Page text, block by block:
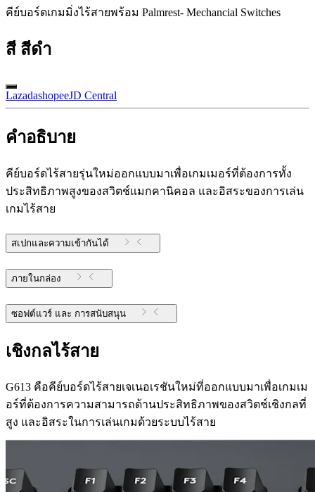
คีย์บอร์ดเกมมิ่งไร้สายพร้อม Palmrest- Mechancial Switches
สี สีดำ
LazadashopeeJD Central
คำอธิบาย
คีย์บอร์ดไร้สายรุ่นใหม่ออกแบบมาเพื่อเกมเมอร์ที่ต้องการทั้ง
ประสิทธิภาพสูงของสวิตช์แมกคานิคอล และอิสระของการเล่น
เกมไร้สาย
สเปกและความเข้ากันได้
ภายในกล่อง
ซอฟต์แวร์ และ การสนับสนุน
เชิงกลไร้สาย
G613 คือคีย์บอร์ดไร้สายเจเนอเรชันใหม่ที่ออกแบบมาเพื่อเกมเม
อร์ที่ต้องการความสามารถด้านประสิทธิภาพของสวิตช์เชิงกลที่
สูง และอิสระในการเล่นเกมด้วยระบบไร้สาย